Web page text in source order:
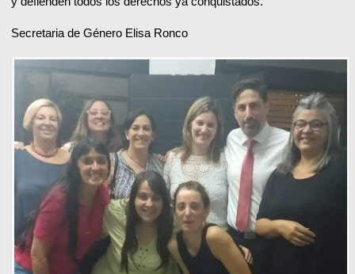
Secretaria de Género Elisa Ronco